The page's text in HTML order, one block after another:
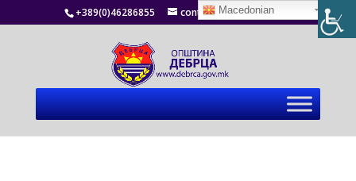
+389(0)46286855 contact@debrca.gov.mk
Macedonian